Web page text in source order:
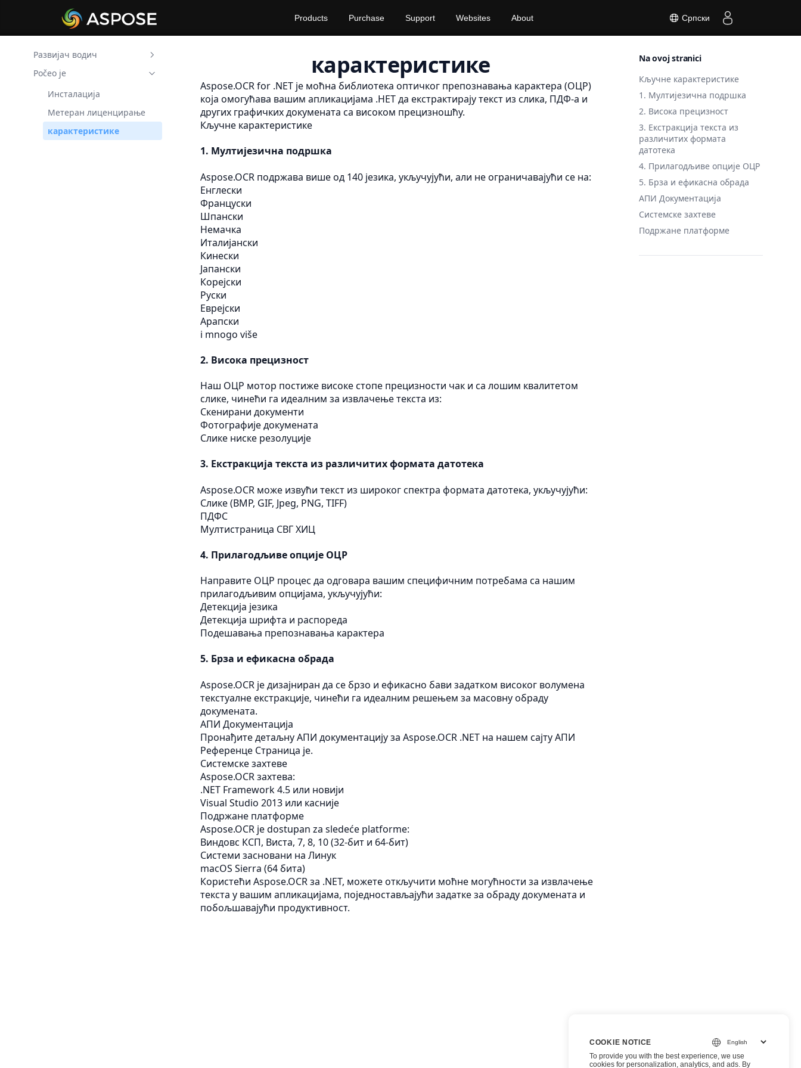
Српски
Products Purchase Support Websites About
Развијач водич
Aspose.OCR Image Text
Aspose.OCR Скенирање
слике у текст за .NET
Aspose.OCR Скенирао
ПДФ у текст за .NET
Počeo je
Инсталација
Метеран лиценцирање
карактеристике
Na ovoj stranici
Кључне карактеристике
1. Мултијезична подршка
2. Висока прецизност
3. Екстракција текста из
различитих формата
датотека
4. Прилагодљиве опције ОЦР
5. Брза и ефикасна обрада
АПИ Документација
Системске захтеве
Подржане платформе
карактеристике
Aspose.OCR for .NET је моћна библиотека оптичког препознавања карактера (ОЦР)
која омогућава вашим апликацијама .НЕТ да екстрактирају текст из слика, ПДФ-а и
других графичких докумената са високом прецизношћу.
Кључне карактеристике
1. Мултијезична подршка
Aspose.OCR подржава више од 140 језика, укључујући, али не ограничавајући се на:
Енглески
Француски
Шпански
Немачка
Италијански
Кинески
Јапански
Корејски
Руски
Еврејски
Арапски
i mnogo više
2. Висока прецизност
Наш ОЦР мотор постиже високе стопе прецизности чак и са лошим квалитетом
слике, чинећи га идеалним за извлачење текста из:
Скенирани документи
Фотографије докумената
Слике ниске резолуције
3. Екстракција текста из различитих формата датотека
Aspose.OCR може извући текст из широког спектра формата датотека, укључујући:
Слике (BMP, GIF, Jpeg, PNG, TIFF)
ПДФС
Мултистраница СВГХИЦ
4. Прилагодљиве опције ОЦР
Направите ОЦР процес да одговара вашим специфичним потребама са нашим
прилагодљивим опцијама, укључујући:
Детекција језика
Детекција шрифта и распореда
Подешавања препознавања карактера
5. Брза и ефикасна обрада
Aspose.OCR је дизајниран да се брзо и ефикасно бави задатком високог волумена
текстуалне екстракције, чинећи га идеалним решењем за масовну обраду
докумената.
АПИ Документација
Пронађите детаљну АПИ документацију за Aspose.OCR .NET на нашем сајтуАПИ
Референце Страница је.
Системске захтеве
Aspose.OCR захтева:
.NET Framework 4.5 или новији
Visual Studio 2013 или касније
Подржане платформе
Aspose.OCR je dostupan za sledeće platforme:
Виндовс КСП, Виста, 7, 8, 10 (32-бит и 64-бит)
Системи засновани на Линук
macOS Sierra (64 бита)
Користећи Aspose.OCR за .NET, можете откључити моћне могућности за извлачење
текста у вашим апликацијама, поједностављајући задатке за обраду докумената и
побољшавајући продуктивност.
COOKIE NOTICE
To provide you with the best experience, we use
cookies for personalization, analytics, and ads. By